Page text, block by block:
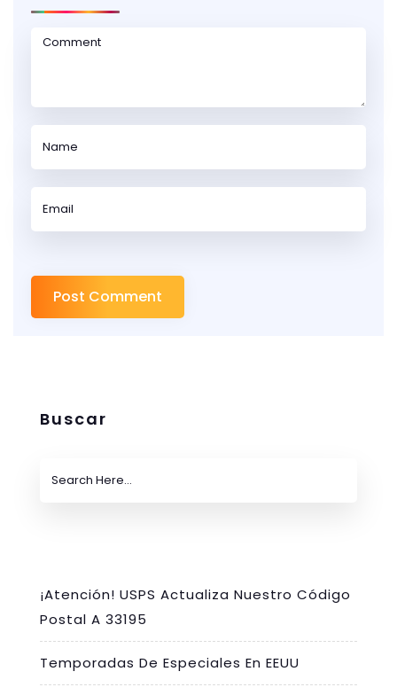
Buscar
¡Atención! USPS Actualiza Nuestro Código
Postal A 33195
Temporadas De Especiales En EEUU